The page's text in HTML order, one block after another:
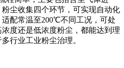
尘收集四个环节，可实现自动化
配常温至200℃不同工况，可处
度还是低浓度粉尘，都能达到理
行业工业粉尘治理。